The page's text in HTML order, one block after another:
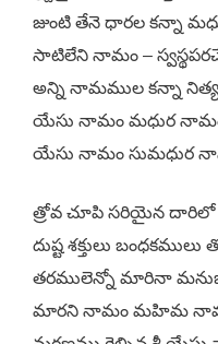
జుంటి తేనె ధారల కన్నా
సాటిలేని నామం –
అన్ని నామముల కన్నా
యేసు నామం మధుర
యేసు నామం సుమధుర
త్రోవ చూపి సరియైన దారిలో
దుష్ట శక్తులు బంధకములు
తరములెన్నో మారినా
మారని నామం మహిమ